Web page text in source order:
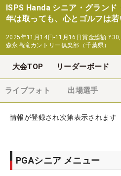
ISPS Handa シニア・グラン
年は取っても、心とゴルフは若
2025年11月14日-11月16日賞金総額
森永高滝カントリー俱楽部（千葉県）
大会TOP リーダーボード
ライブフォト 出場選手
情報が登録され次第表示されます
PGAシニア メニュー